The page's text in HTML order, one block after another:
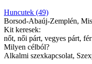
Huncutek (49)
Borsod-Abaúj-Zemplén,
Kit keresek:
nőt, női párt, vegyes párt,
Milyen célból?
Alkalmi szexkapcsolat,